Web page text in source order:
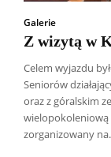
Galerie
Z wizytą w
Celem wyjazdu
Seniorów
oraz z góralskim
wielopokoleniową
zorganizowany